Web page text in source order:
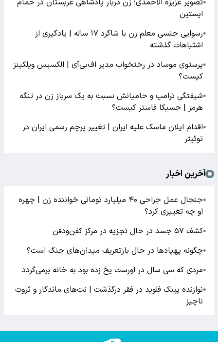
●
اپستین
●
رسوایی جنسی معلم زن با شاگرد ۱۷ ساله | یادگیری از
اشتباهات گذشته
●پرستوی موساد در رختخواب مدیر اف‌بی‌آی | الکسیس ویلکینز
کیست؟
●شیفتگی ترامپ و حامیانش نسبت به یک سرباز زن در تنگه
هرمز | جسیکا فاستر کیست؟
●اقدام ایلان ماسک علیه ایران | تغییر پرچم رسمی ایران در
توئیتر
آخرین اخبار
●
جنجال عمل جراحی ۴۰ میلیارد تومانی خواننده زن | چهره
او چه تغییری کرد؟
●کشف ۵۷ جسد در حال تجزیه در مرکز کفن‌ودفن
●چگونه پهپادها در حال بازتعریف میدان‌های جنگ است؟
●مردی که سی سال در اورست یخ زده بود به خانه برمی‌گردد
●نوازنده پینک فلوید در فقر درگذشت | نت‌های ماندگار و ثروت
ناچیز